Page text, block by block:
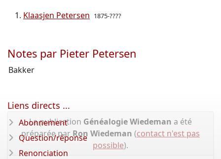
Klaasjen Petersen 1875-????
Notes par Pieter Petersen
Bakker
La publication Généalogie Wiedeman a été
préparée par Ron Wiedeman (contact n'est pas
possible).
Liens directs ...
Abonnement
Question/réponse
Renonciation